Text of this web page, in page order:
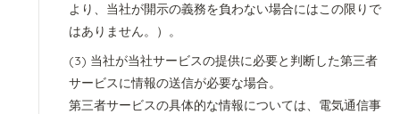
より、当社が開示の義務を負わない場合にはこの限りで
はありません。）。
当社が当社サービスの提供に必要と判断した第三者
サービスに情報の送信が必要な場合。
第三者サービスの具体的な情報については、電気通信事